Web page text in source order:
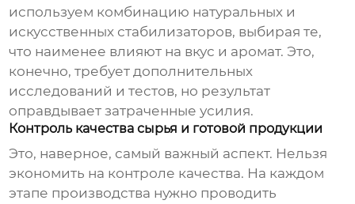
используем комбинацию натуральных и
искусственных стабилизаторов, выбирая те,
что наименее влияют на вкус и аромат. Это,
конечно, требует дополнительных
исследований и тестов, но результат
оправдывает затраченные усилия.
Контроль качества сырья и готовой продукции
Это, наверное, самый важный аспект. Нельзя
экономить на контроле качества. На каждом
этапе производства нужно проводить